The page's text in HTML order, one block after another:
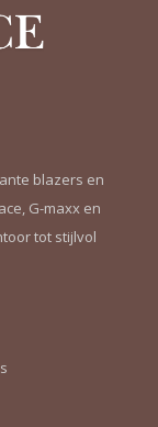
blazers en
G-maxx en
tot stijlvol